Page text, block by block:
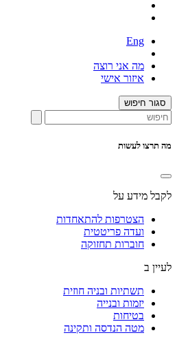
Eng
מה אני רוצה
איזור אישי
סגור חיפוש
מה תרצו לעשות
לקבל מידע על
הצטרפות להתאחדות
ועדה פריטטית
חוברות תחזוקה
לעיין ב
תשתיות ובניה חוזית
יזמות ובנייה
בטיחות
מטה הנדסה ותקינה